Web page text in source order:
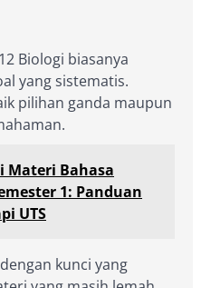
Biologi biasanya
yang sistematis.
pilihan ganda maupun
Materi Bahasa
1: Panduan
UTS
kunci yang